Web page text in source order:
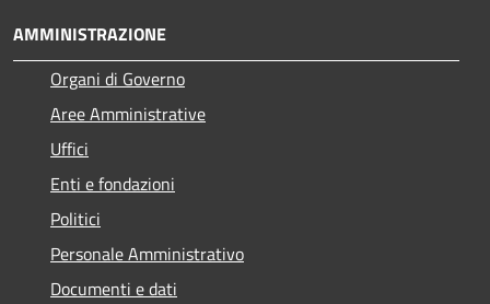
AMMINISTRAZIONE
Organi di Governo
Aree Amministrative
Uffici
Enti e fondazioni
Politici
Personale Amministrativo
Documenti e dati